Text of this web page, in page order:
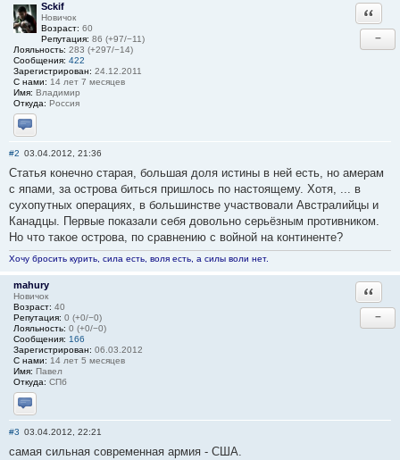
Sckif
Новичок
Возраст: 60
Репутация: 86 (+97/−11)
Лояльность: 283 (+297/−14)
Сообщения: 422
Зарегистрирован: 24.12.2011
С нами: 14 лет 7 месяцев
Имя: Владимир
Откуда: Россия
Отправить личное сообщение
−
#2 03.04.2012, 21:36
Статья конечно старая, большая доля истины в ней есть, но амерам
с япами, за острова биться пришлось по настоящему. Хотя, ... в
сухопутных операциях, в большинстве участвовали Австралийцы и
Канадцы. Первые показали себя довольно серьёзным противником.
Но что такое острова, по сравнению с войной на континенте?
Хочу бросить курить, сила есть, воля есть, а силы воли нет.
mahury
Новичок
Возраст: 40
Репутация: 0 (+0/−0)
Лояльность: 0 (+0/−0)
Сообщения: 166
Зарегистрирован: 06.03.2012
С нами: 14 лет 5 месяцев
Имя: Павел
Откуда: СПб
Отправить личное сообщение
−
#3 03.04.2012, 22:21
самая сильная современная армия - США.